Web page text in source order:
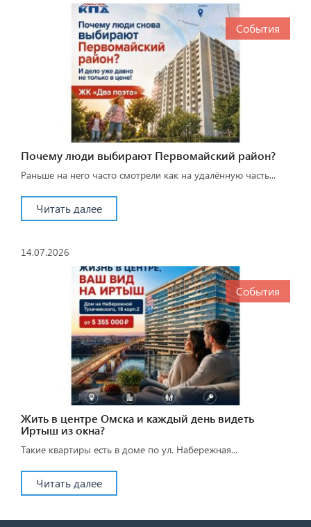
События
Почему люди выбирают Первомайский район?
Раньше на него часто смотрели как на удалённую часть...
Читать далее
14.07.2026
События
Жить в центре Омска и каждый день видеть
Иртыш из окна?
Такие квартиры есть в доме по ул. Набережная...
Читать далее